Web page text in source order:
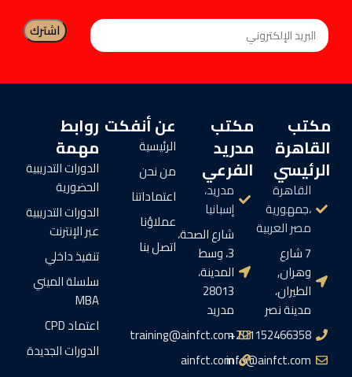
مكتب
القاهرة
الرئيسي
القاهرة
،جمهورية
مصر العربية
7 شارع
وهران,
الطيران،
مدينة نصر
201152466358+
info@ainfct.com
مكتب
مدريد
الفرعي
مدريد،
إسبانيا
شارع الصحة،
3، وسط
المدينة،
28013
مدريد
training@ainfct.com
ainfct.com
عن أنفكت
الرئيسية
من نحن
اعتماداتنا
عملاؤنا
اتصل بنا
روابط
مهمة
الدورات التدريبية
الحضورية
الدورات التدريبية
عبر الإنترنت
تنفيذ داخلي
سلسلة الميني
MBA
اعتماد CPD
الدورات الجديدة